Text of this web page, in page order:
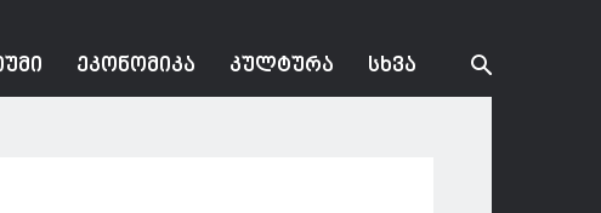
ᲔᲙᲝᲜᲝᲛᲘᲙᲐ ᲙᲣᲚᲢᲣᲠᲐ ᲡᲮᲕᲐ